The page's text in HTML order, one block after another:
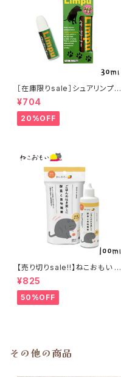
［在庫限りsale］シュアリンプウ
イヤークリーナー 30ml
¥704
20%OFF
【売り切りsale!!】ねこおもい 猫
ご飯の吐き戻しに 酵素と食物繊
維 100ml
¥825
50%OFF
その他の商品